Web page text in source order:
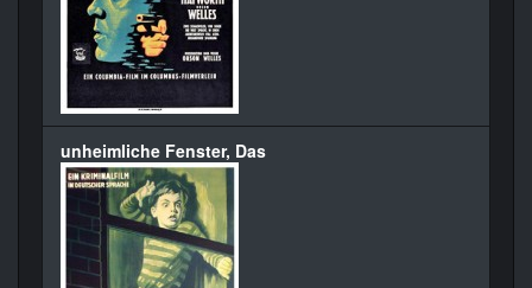
unheimliche Fenster, Das